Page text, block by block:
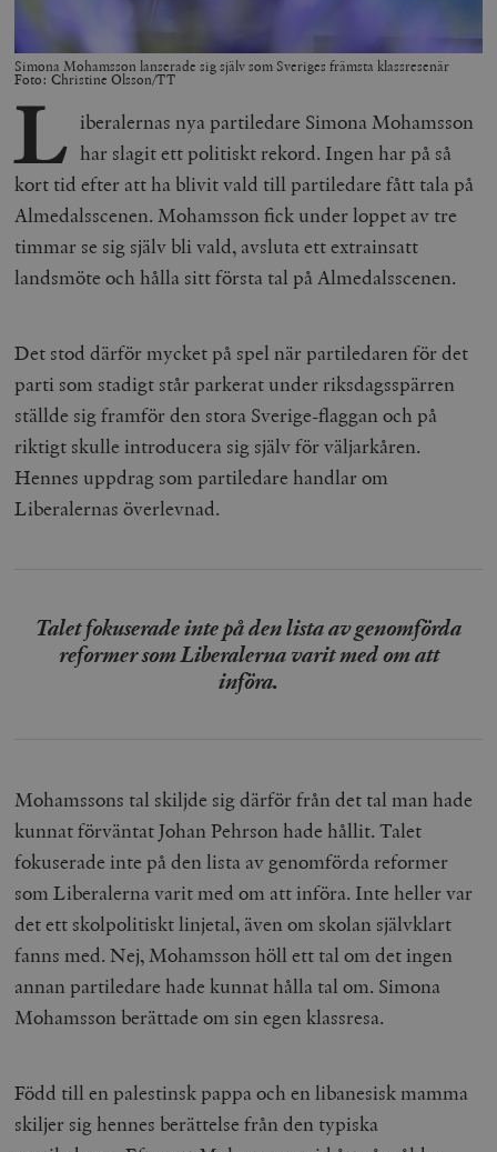
Simona Mohamsson lanserade sig själv som Sveriges främsta klassresenär
Foto: Christine Olsson/TT
L iberalernas nya partiledare Simona Mohamsson
har slagit ett politiskt rekord. Ingen har på så
kort tid efter att ha blivit vald till partiledare fått tala på
Almedalsscenen. Mohamsson fick under loppet av tre
timmar se sig själv bli vald, avsluta ett extrainsatt
landsmöte och hålla sitt första tal på Almedalsscenen.
Det stod därför mycket på spel när partiledaren för det
parti som stadigt står parkerat under riksdagsspärren
ställde sig framför den stora Sverige-flaggan och på
riktigt skulle introducera sig själv för väljarkåren.
Hennes uppdrag som partiledare handlar om
Liberalernas överlevnad.
Talet fokuserade inte på den lista av genomförda
reformer som Liberalerna varit med om att
införa.
Mohamssons tal skiljde sig därför från det tal man hade
kunnat förväntat Johan Pehrson hade hållit. Talet
fokuserade inte på den lista av genomförda reformer
som Liberalerna varit med om att införa. Inte heller var
det ett skolpolitiskt linjetal, även om skolan självklart
fanns med. Nej, Mohamsson höll ett tal om det ingen
annan partiledare hade kunnat hålla tal om. Simona
Mohamsson berättade om sin egen klassresa.
Född till en palestinsk pappa och en libanesisk mamma
skiljer sig hennes berättelse från den typiska